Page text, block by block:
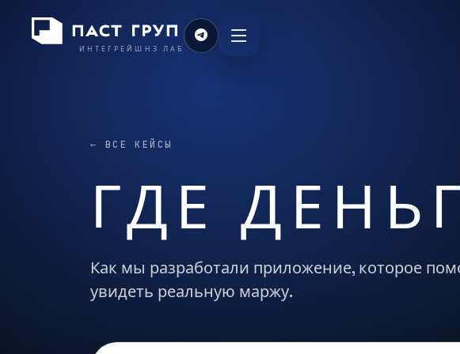
ИНТЕГРЕЙШНЗ ЛАБ
← ВСЕ КЕЙСЫ
ГДЕ
Как мы разработали приложение, которое
увидеть реальную маржу.